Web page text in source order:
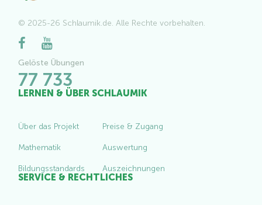
© 2025-26 Schlaumik.de. Alle Rechte vorbehalten.
Gelöste Übungen
77 733
LERNEN & ÜBER SCHLAUMIK
Über das Projekt
Mathematik
Bildungsstandards
Preise & Zugang
Auswertung
Auszeichnungen
SERVICE & RECHTLICHES